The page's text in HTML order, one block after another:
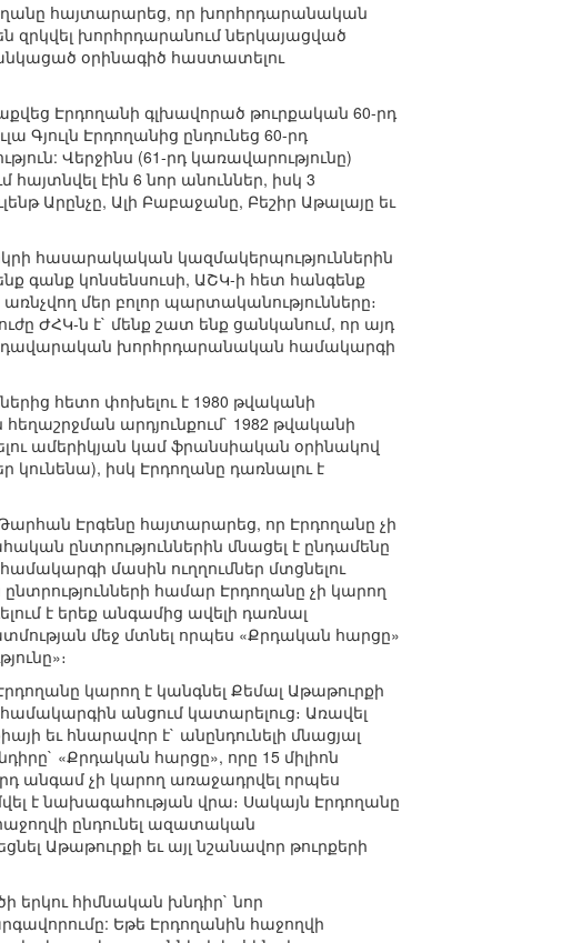
հայտարարեց, որ խորհրդարանական
խորհրդարանում ներկայացված
օրինագիծ հաստատելու
Էրդողանի գլխավորած թուրքական 60-րդ
Էրդողանից ընդունեց 60-րդ
Վերջինս (61-րդ կառավարությունը)
էին 6 նոր անուններ, իսկ 3
Արընչը, Ալի Բաբաջանը, Բեշիր Աթալայը եւ
հասարակական կազմակերպություններին
գանք կոնսենսուսի, ԱՇԿ-ի հետ հանգենք
մեր բոլոր պարտականությունները։
ԺՀԿ-ն է` մենք շատ ենք ցանկանում, որ այդ
խորհրդարանական համակարգի
հետո փոխելու է 1980 թվականի
արդյունքում` 1982 թվականի
ամերիկյան կամ ֆրանսիական օրինակով
իսկ Էրդողանը դառնալու է
Էրգենը հայտարարեց, որ Էրդողանը չի
ընտրություններին մնացել է ընդամենը
մասին ուղղումներ մտցնելու
համար Էրդողանը չի կարող
է երեք անգամից ավելի դառնալ
մեջ մտնել որպես «Քրդական հարցը»
կարող է կանգնել Քեմալ Աթաթուրքի
անցում կատարելուց։ Առավել
եւ հնարավոր է` անընդունելի մնացյալ
«Քրդական հարցը», որը 15 միլիոն
րդ անգամ չի կարող առաջադրվել որպես
է նախագահության վրա։ Սակայն Էրդողանը
ընդունել ազատական
Աթաթուրքի եւ այլ նշանավոր թուրքերի
երկու հիմնական խնդիր` նոր
Եթե Էրդողանին հաջողվի